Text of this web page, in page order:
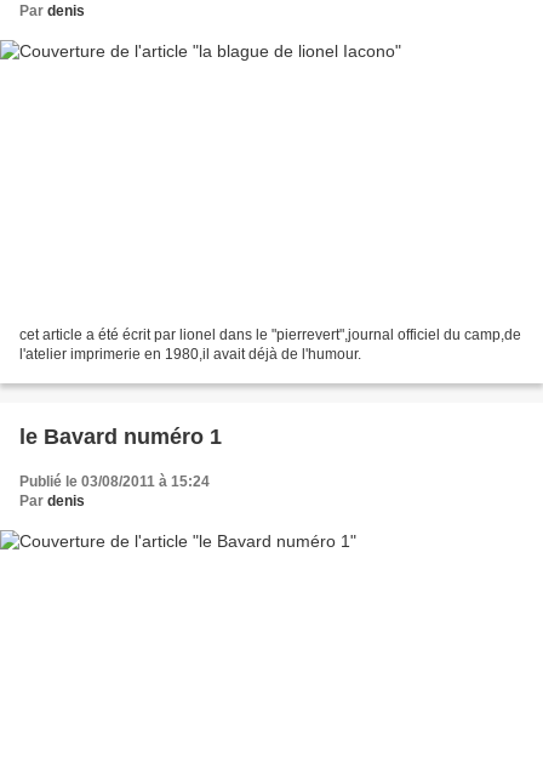
Par denis
cet article a été écrit par lionel dans le "pierrevert",journal officiel du camp,de
l'atelier imprimerie en 1980,il avait déjà de l'humour.
le Bavard numéro 1
Publié le 03/08/2011 à 15:24
Par denis